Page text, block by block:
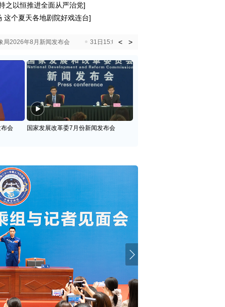
之以恒推进全面从严治党]
这个夏天各地剧院好戏连台]
局2026年8月新闻发布会 31日15:00 国新办就加快推动“十五五”时期退役
< >
会 国家发展改革委7月份新闻发布会